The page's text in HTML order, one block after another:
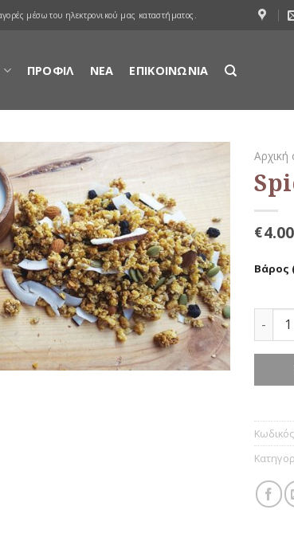
μέσω του ηλεκτρονικού μας καταστήματος.
ΠΡΟΦΙΛ ΝΕΑ ΕΠΙΚΟΙΝΩΝΙΑ
Προσθήκη
στη Λίστα
Αγαπημένων
Αρχική
€4.00
Βάρος
Spicy